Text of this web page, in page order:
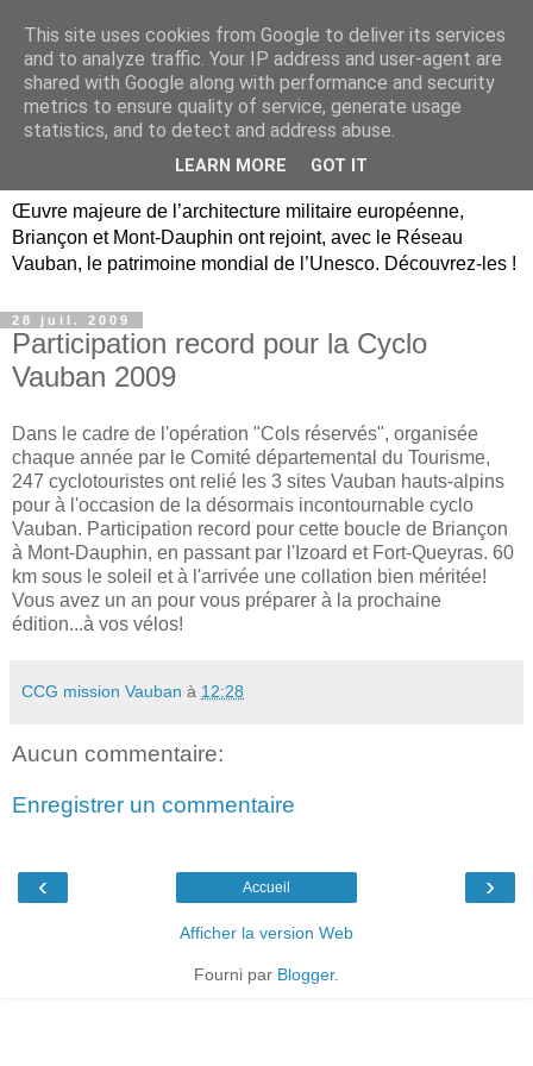
Briançon, Mont-Dauphin,
Vauban Unesco Hautes-
Œuvre majeure de l’architecture militaire européenne,
Briançon et Mont-Dauphin ont rejoint, avec le Réseau
Vauban, le patrimoine mondial de l’Unesco. Découvrez-les !
28 juil. 2009
Participation record pour la Cyclo
Vauban 2009
Dans le cadre de l'opération "Cols réservés", organisée
chaque année par le Comité départemental du Tourisme,
247 cyclotouristes ont relié les 3 sites Vauban hauts-alpins
pour à l'occasion de la désormais incontournable cyclo
Vauban. Participation record pour cette boucle de Briançon
à Mont-Dauphin, en passant par l'Izoard et Fort-Queyras. 60
km sous le soleil et à l'arrivée une collation bien méritée!
Vous avez un an pour vous préparer à la prochaine
édition...à vos vélos!
CCG mission Vauban à 12:28
Aucun commentaire:
Enregistrer un commentaire
‹ ›
Accueil
Afficher la version Web
Fourni par Blogger.
This site uses cookies from Google to deliver its services
and to analyze traffic. Your IP address and user-agent are
shared with Google along with performance and security
metrics to ensure quality of service, generate usage
statistics, and to detect and address abuse.
LEARN MORE GOT IT